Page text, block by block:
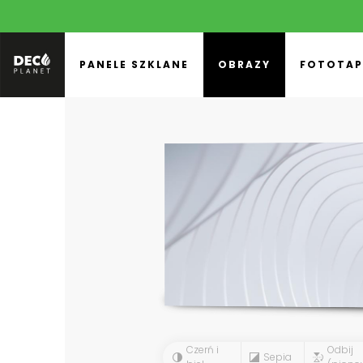
PANELE SZKLANE OBRAZY
Czerń i
Sepia
Odbij